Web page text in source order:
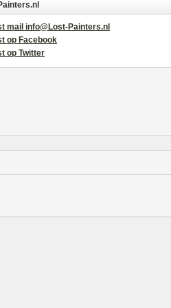
mail info@Lost-Painters.nl
op Facebook
op Twitter